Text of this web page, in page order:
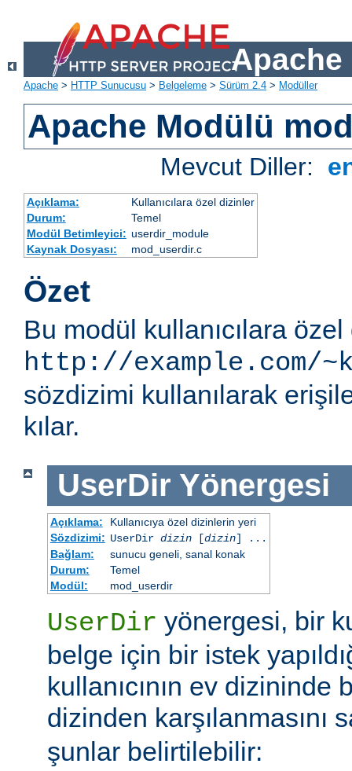
Apache
Apache > HTTP Sunucusu > Belgeleme > Sürüm 2.4 > Modüller
Apache Modülü
Mevcut Diller:
Açıklama:
Kullanıcılara özel dizinler
Durum:
Temel
Modül Betimleyici: userdir_module
Kaynak Dosyası:
mod_userdir.c
Özet
Bu modül kullanıcılara
http://example.com/
sözdizimi kullanılarak
kılar.
UserDir Yönergesi
Açıklama:
Kullanıcıya özel dizinlerin yeri
Sözdizimi: UserDir dizin[dizin] ...
Bağlam:
sunucu geneli, sanal konak
Durum:
Temel
Modül:
mod_userdir
UserDir yönergesi, bir
belge için bir istek
kullanıcının ev dizininde
dizinden karşılanmasını
şunlar belirtilebilir: